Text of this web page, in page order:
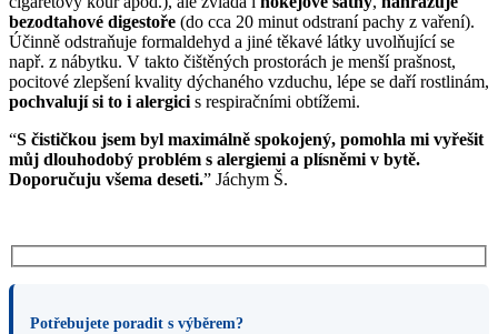
bezodtahové digestoře (do cca 20 minut odstraní pachy z vaření).
Účinně odstraňuje formaldehyd a jiné těkavé látky uvolňující se
např. z nábytku. V takto čištěných prostorách je menší prašnost,
pocitové zlepšení kvality dýchaného vzduchu, lépe se daří rostlinám,
pochvalují si to i alergici s respiračními obtížemi.
“S čističkou jsem byl maximálně spokojený, pomohla mi vyřešit
můj dlouhodobý problém s alergiemi a plísněmi v bytě.
Doporučuju všema deseti.” Jáchym Š.
Potřebujete poradit s výběrem?